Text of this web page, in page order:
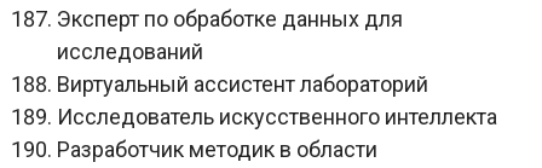
Эксперт по обработке данных для
исследований
Виртуальный ассистент лабораторий
Исследователь искусственного интеллекта
Разработчик методик в области